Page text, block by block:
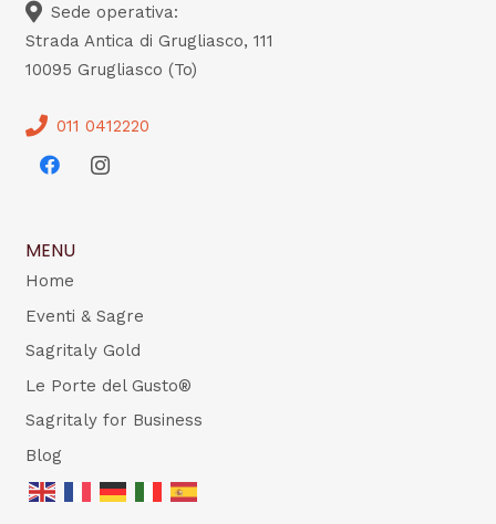
Sede operativa:
Strada Antica di Grugliasco, 111
10095 Grugliasco (To)
011 0412220
MENU
Home
Eventi & Sagre
Sagritaly Gold
Le Porte del Gusto®
Sagritaly for Business
Blog